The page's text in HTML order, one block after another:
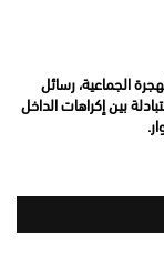
الجماعية، رسائل
بين إكراهات الداخل